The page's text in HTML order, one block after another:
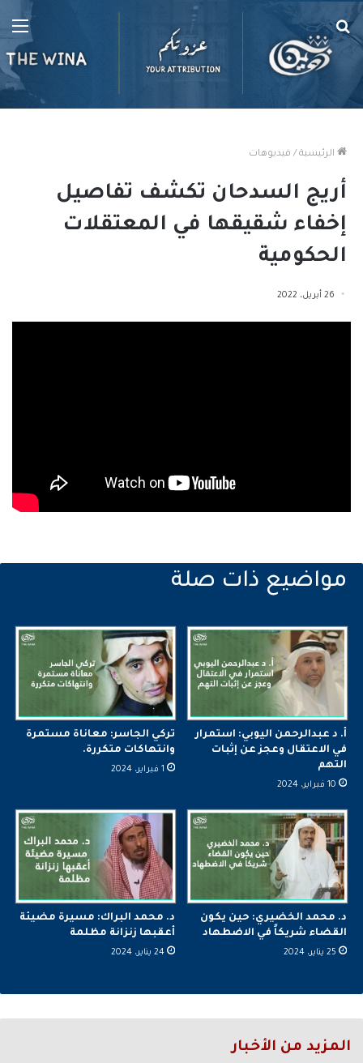
بحث
عن
الرئيسية / فيديوهات
أريج السدحان تكشف تفاصيل
إخفاء شقيقها في المعتقلات
الحكومية
26 أبريل، 2022
أ. د عبدالرحمن اليوبي: استمرار
في الاعتقال وعجز عن إثبات
التهم
10 فبراير، 2024
تركي الجاسر: معاناة مستمرة
وانتهاكات متكررة.
1 فبراير، 2024
د. محمد الخضيري: حين يكون
القضاء شريكاً في الاضطهاد
25 يناير، 2024
د. محمد البراك: مسيرة مضيئة
أعقبها زنزانة مظلمة
24 يناير، 2024
المزيد من الأخبار